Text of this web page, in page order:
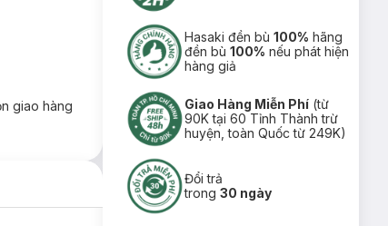
giao hàng
Hasaki đền bù100% hãng
đền bù100% nếu phát hiện
hàng giả
Giao Hàng Miễn Phí (từ
90K tại 60 Tỉnh Thành trừ
huyện, toàn Quốc từ 249K)
Đổi trả
trong30 ngày